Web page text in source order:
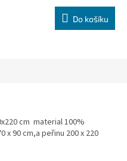
Do košíku
cm material 100%
x 90 cm,a peřinu 200 x 220